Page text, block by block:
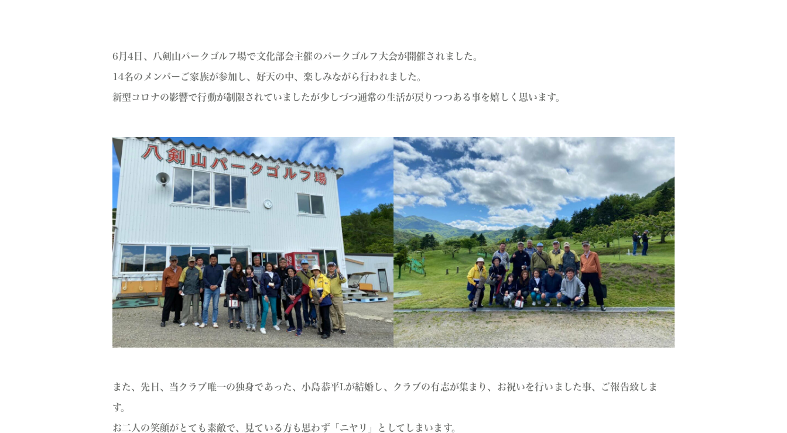
6月4日、八剣山パークゴルフ場で文化部会主催のパークゴルフ大会が開催されました。
14名のメンバーご家族が参加し、好天の中、楽しみながら行われました。
新型コロナの影響で行動が制限されていましたが少しづつ通常の生活が戻りつつある事を嬉しく思います。
また、先日、当クラブ唯一の独身であった、小島恭平Lが結婚し、クラブの有志が集まり、お祝いを行いました事、ご報告致しま
す。
お二人の笑顔がとても素敵で、見ている方も思わず「ニヤリ」としてしまいます。